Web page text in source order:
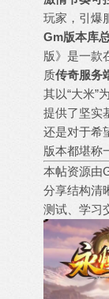
玩家，引爆
Gm版本库
版》是一款
质传奇服务
其以“大米”
提供了坚实
还是对于希
版本都堪称
本帖资源由
分享结构清
测试、学习